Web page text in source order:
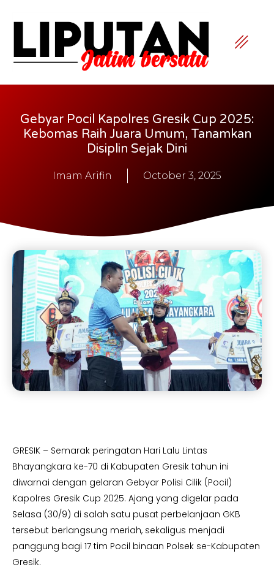
Gebyar Pocil Kapolres Gresik Cup 2025:
Kebomas Raih Juara Umum, Tanamkan
Disiplin Sejak Dini
Imam Arifin October 3, 2025
GRESIK – Semarak peringatan Hari Lalu Lintas
Bhayangkara ke-70 di Kabupaten Gresik tahun ini
diwarnai dengan gelaran Gebyar Polisi Cilik (Pocil)
Kapolres Gresik Cup 2025. Ajang yang digelar pada
Selasa (30/9) di salah satu pusat perbelanjaan GKB
tersebut berlangsung meriah, sekaligus menjadi
panggung bagi 17 tim Pocil binaan Polsek se-Kabupaten
Gresik.